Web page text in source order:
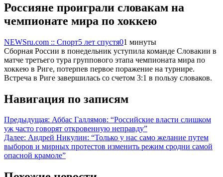
Россияне проиграли словакам на
чемпионате мира по хоккею
NEWSru.com :: Спорт5 лет спустя01 минуты
Сборная России в понедельник уступила команде Словакии в
матче третьего тура группового этапа чемпионата мира по
хоккею в Риге, потерпев первое поражение на турнире.
Встреча в Риге завершилась со счетом 3:1 в пользу словаков.
Навигация по записям
Предыдущая: Аббас Галлямов: “Российские власти слишком
уж часто говорят откровенную неправду”
Далее: Андрей Никулин: “Только у нас само желание путем
выборов и мирных протестов изменить режим сродни самой
опасной крамоле”